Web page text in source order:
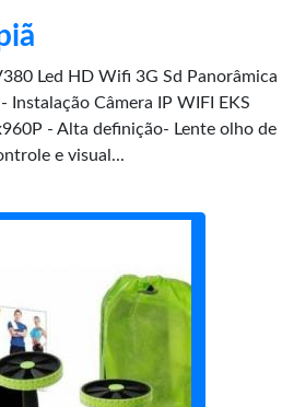
Led HD Wifi 3G Sd Panorâmica
Instalação Câmera IP WIFI EKS
- Alta definição- Lente olho de
e visual...